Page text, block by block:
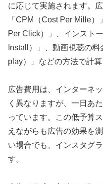
に応じて実施されます。
「CPM（Cost Per Mille
Per Click）」、インスト
Install）」、動画視聴の
play）」などの方法で計算
広告費用は、インターネ
く異なりますが、一日あ
っています。この低予算
えながらも広告の効果を
い場合でも、インスタグ
す。